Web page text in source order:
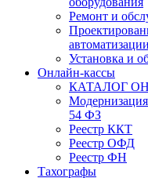
Ремонт и
Установка и
Онлайн-кассы
КАТАЛОГ
54 ФЗ
Реестр ККТ
Реестр ОФД
Реестр ФН
Тахографы